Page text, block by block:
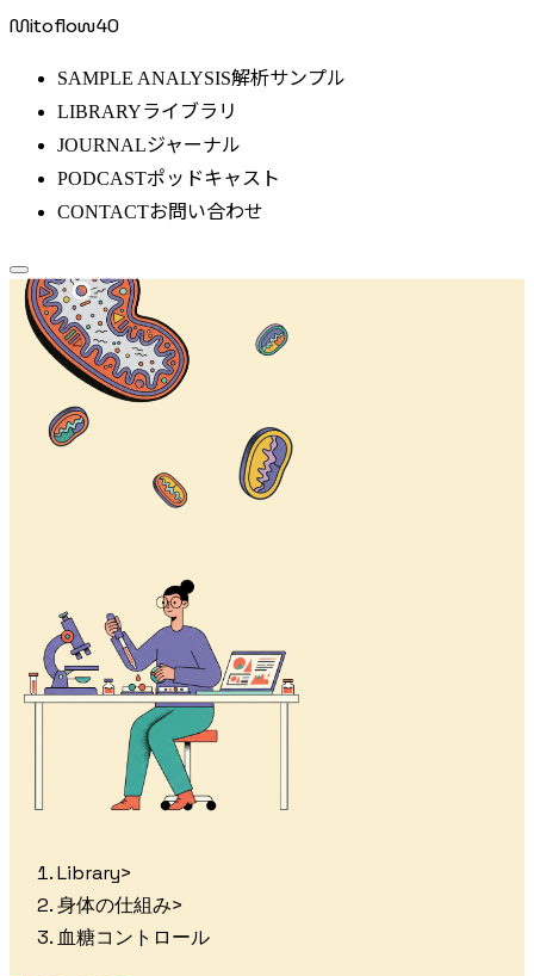
Mitoflow40
SAMPLE ANALYSIS解析サンプル
LIBRARYライブラリ
JOURNALジャーナル
PODCASTポッドキャスト
CONTACTお問い合わせ
Library>
身体の仕組み>
血糖コントロール